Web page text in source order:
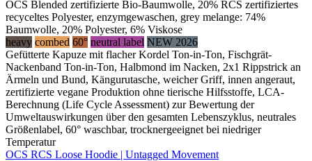
OCS Blended zertifizierte Bio-Baumwolle, 20% RCS zertifiziertes
recyceltes Polyester, enzymgewaschen, grey melange: 74%
Baumwolle, 20% Polyester, 6% Viskose
heavy combed 60° neutral label NEW 2026
Gefütterte Kapuze mit flacher Kordel Ton-in-Ton, Fischgrät-
Nackenband Ton-in-Ton, Halbmond im Nacken, 2x1 Rippstrick an
Ärmeln und Bund, Kängurutasche, weicher Griff, innen angeraut,
zertifizierte vegane Produktion ohne tierische Hilfsstoffe, LCA-
Berechnung (Life Cycle Assessment) zur Bewertung der
Umweltauswirkungen über den gesamten Lebenszyklus, neutrales
Größenlabel, 60° waschbar, trocknergeeignet bei niedriger
Temperatur
OCS RCS Loose Hoodie | Untagged Movement